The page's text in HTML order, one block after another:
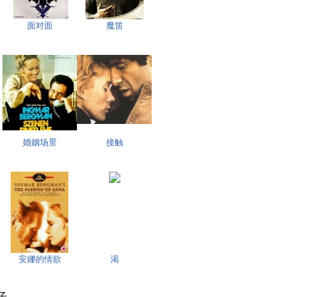
面对面 魔笛
婚姻场景 接触
安娜的情欲 渴